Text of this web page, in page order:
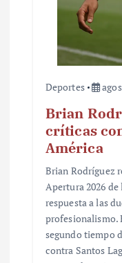
Deportes
Brian
críticas
América
Brian Rodríguez
Apertura 2026
respuesta a las
profesionalismo.
segundo tiempo
contra Santos